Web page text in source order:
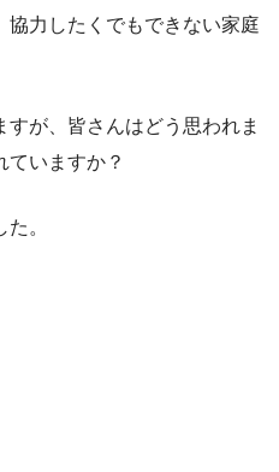
協力したくでもできない家庭
が、皆さんはどう思われま
ていますか？
。